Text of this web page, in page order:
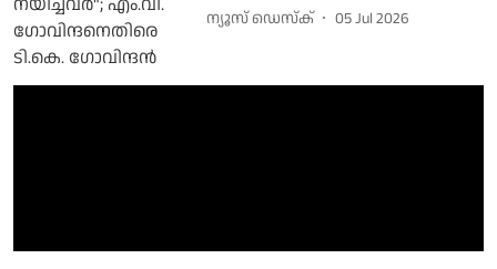
ന്യൂസ് ഡെസ്ക് 05 Jul 2026